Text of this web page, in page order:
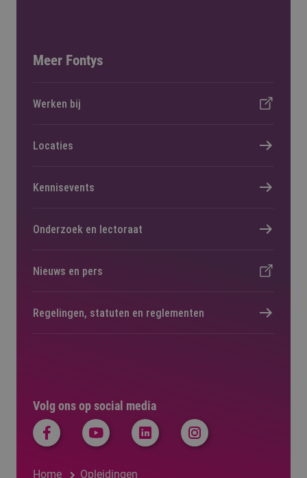
Volg ons op social media
Home Opleidingen
Meer Fontys
Werken bij
Locaties
Kennisevents
Onderzoek en lectoraat
Nieuws en pers
Regelingen, statuten en reglementen